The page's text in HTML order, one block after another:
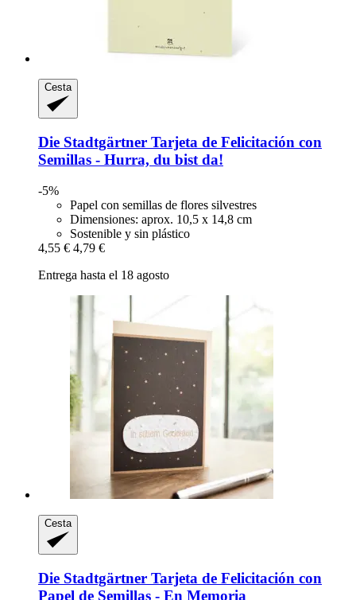
Cesta
Die Stadtgärtner Tarjeta de Felicitación con
Semillas -​ Hurra, du bist da!
-5%
Papel con semillas de flores silvestres
Dimensiones: aprox. 10,5 x 14,8 cm
Sostenible y sin plástico
4,55 € 4,79 €
Entrega hasta el 18 agosto
Cesta
Die Stadtgärtner Tarjeta de Felicitación con
Papel de Semillas -​ En Memoria